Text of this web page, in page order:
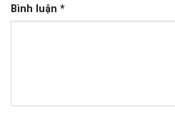
Bình luận *